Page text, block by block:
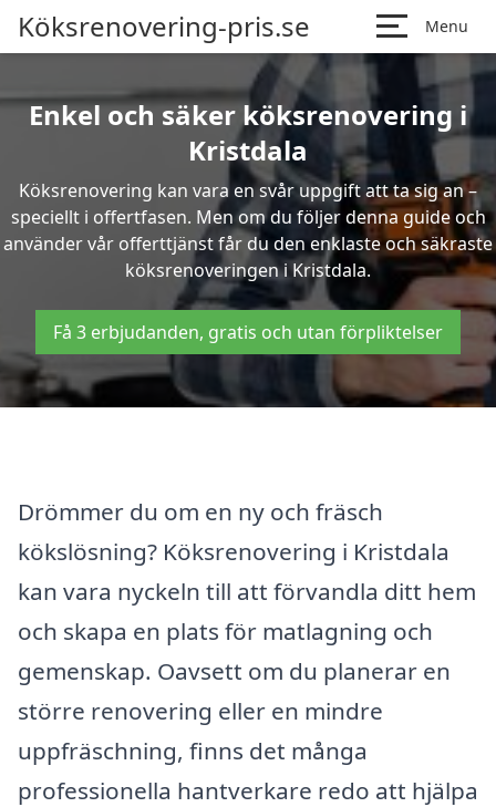
Köksrenovering-pris.se Menu
Enkel och säker köksrenovering i
Kristdala
Köksrenovering kan vara en svår uppgift att ta sig an –
speciellt i offertfasen. Men om du följer denna guide och
använder vår offerttjänst får du den enklaste och säkraste
köksrenoveringen i Kristdala.
Få 3 erbjudanden, gratis och utan förpliktelser
Drömmer du om en ny och fräsch
kökslösning? Köksrenovering i Kristdala
kan vara nyckeln till att förvandla ditt hem
och skapa en plats för matlagning och
gemenskap. Oavsett om du planerar en
större renovering eller en mindre
uppfräschning, finns det många
professionella hantverkare redo att hjälpa